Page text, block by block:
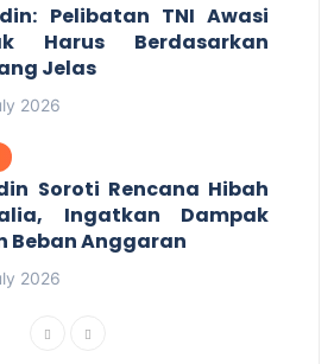
Pelibatan TNI Awasi
Harus Berdasarkan
Jelas
2026
Soroti Rencana Hibah
Ingatkan Dampak
Beban Anggaran
2026